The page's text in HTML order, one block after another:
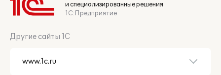
и специализированные решения
1С:Предприятие
Другие сайты 1С